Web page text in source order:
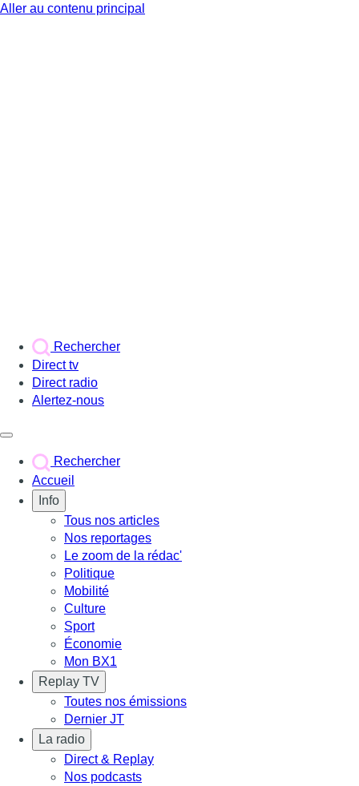
Aller au contenu principal
Rechercher
Direct tv
Direct radio
Alertez-nous
Rechercher
Accueil
Info
Tous nos articles
Nos reportages
Le zoom de la rédac'
Politique
Mobilité
Culture
Sport
Économie
Mon BX1
Replay TV
Toutes nos émissions
Dernier JT
La radio
Direct & Replay
Nos podcasts